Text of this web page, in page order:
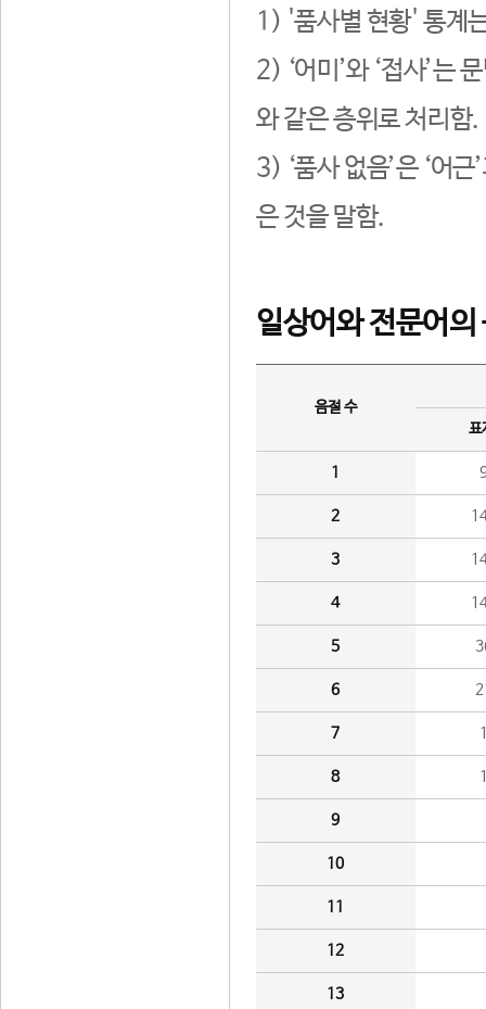
1) '품사별 현황' 통계
2) ‘어미’와 ‘접사’는
와 같은 층위로 처리함.
3) ‘품사 없음’은 ‘어
은 것을 말함.
일상어와 전문어의
음절 수
표
1
2
3
4
5
6
7
8
9
10
11
12
13